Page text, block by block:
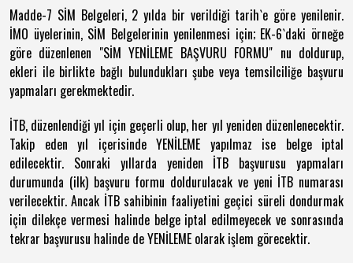
Madde-7 SİM Belgeleri, 2 yılda bir verildiği tarih`e göre yenilenir.
İMO üyelerinin, SİM Belgelerinin yenilenmesi için; EK-6`daki örneğe
göre düzenlenen "SİM YENİLEME BAŞVURU FORMU" nu doldurup,
ekleri ile birlikte bağlı bulundukları şube veya temsilciliğe başvuru
yapmaları gerekmektedir.
İTB, düzenlendiği yıl için geçerli olup, her yıl yeniden düzenlenecektir.
Takip eden yıl içerisinde YENİLEME yapılmaz ise belge iptal
edilecektir. Sonraki yıllarda yeniden İTB başvurusu yapmaları
durumunda (ilk) başvuru formu doldurulacak ve yeni İTB numarası
verilecektir. Ancak İTB sahibinin faaliyetini geçici süreli dondurmak
için dilekçe vermesi halinde belge iptal edilmeyecek ve sonrasında
tekrar başvurusu halinde de YENİLEME olarak işlem görecektir.